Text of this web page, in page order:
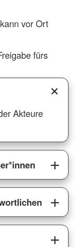
vor Ort
fürs
Akteure